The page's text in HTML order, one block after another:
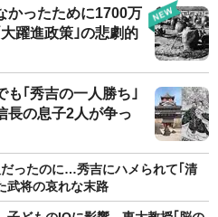
かったために1700万
躍進政策｣の悲劇的
も｢秀吉の一人勝ち｣
の息子2人が争っ
ったのに…秀吉にハメられて｢清
武将の哀れな末路